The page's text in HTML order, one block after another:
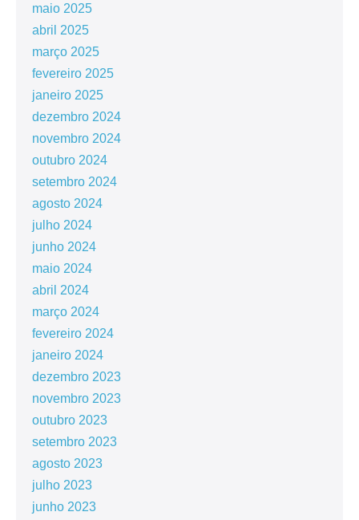
maio 2025
abril 2025
março 2025
fevereiro 2025
janeiro 2025
dezembro 2024
novembro 2024
outubro 2024
setembro 2024
agosto 2024
julho 2024
junho 2024
maio 2024
abril 2024
março 2024
fevereiro 2024
janeiro 2024
dezembro 2023
novembro 2023
outubro 2023
setembro 2023
agosto 2023
julho 2023
junho 2023